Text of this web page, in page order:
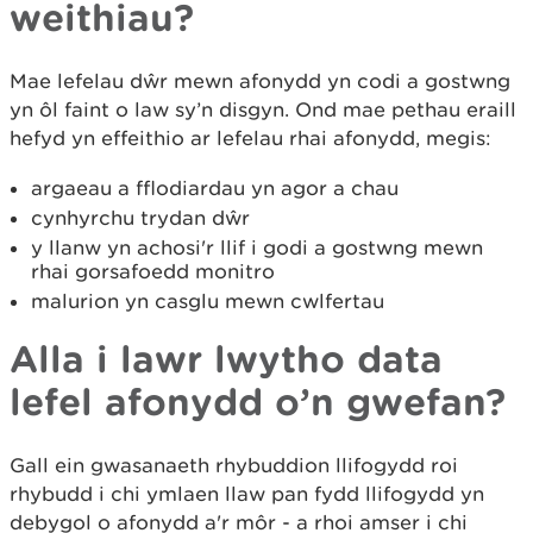
weithiau?
Mae lefelau dŵr mewn afonydd yn codi a gostwng
yn ôl faint o law sy’n disgyn. Ond mae pethau eraill
hefyd yn effeithio ar lefelau rhai afonydd, megis:
argaeau a fflodiardau yn agor a chau
cynhyrchu trydan dŵr
y llanw yn achosi'r llif i godi a gostwng mewn
rhai gorsafoedd monitro
malurion yn casglu mewn cwlfertau
Alla i lawr lwytho data
lefel afonydd o’n gwefan?
Gall ein gwasanaeth rhybuddion llifogydd roi
rhybudd i chi ymlaen llaw pan fydd llifogydd yn
debygol o afonydd a'r môr - a rhoi amser i chi